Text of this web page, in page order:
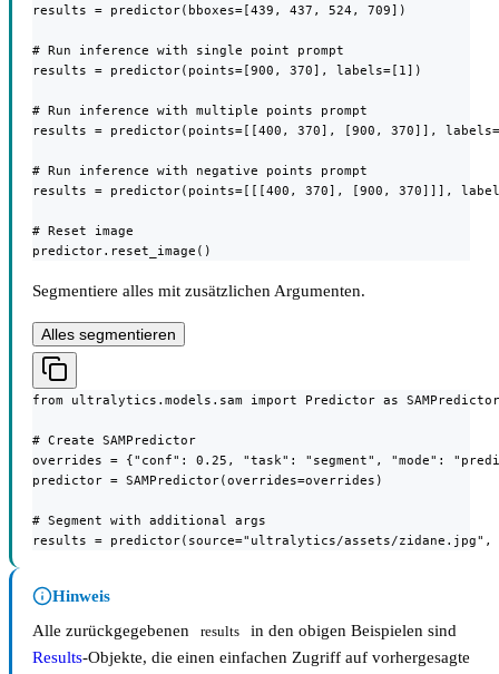
results = predictor(bboxes=[439, 437, 524, 709])
# Run inference with single point prompt
results = predictor(points=[900, 370], labels=[1])
# Run inference with multiple points prompt
results = predictor(points=[[400, 370], [900, 370]],
# Run inference with negative points prompt
results = predictor(points=[[[400, 370], [900, 370]]],
# Reset image
predictor.reset_image()
Segmentiere alles mit zusätzlichen Argumenten.
Alles segmentieren
from ultralytics.models.sam import Predictor as SAMPredictor
# Create SAMPredictor
overrides = {"conf": 0.25, "task": "segment", "mode":
predictor = SAMPredictor(overrides=overrides)
# Segment with additional args
results = predictor(source="ultralytics/assets/zidane.jpg",
Hinweis
Alle zurückgegebenen
results
in den obigen Beispielen sind
Results-Objekte, die einen einfachen Zugriff auf vorhergesagte